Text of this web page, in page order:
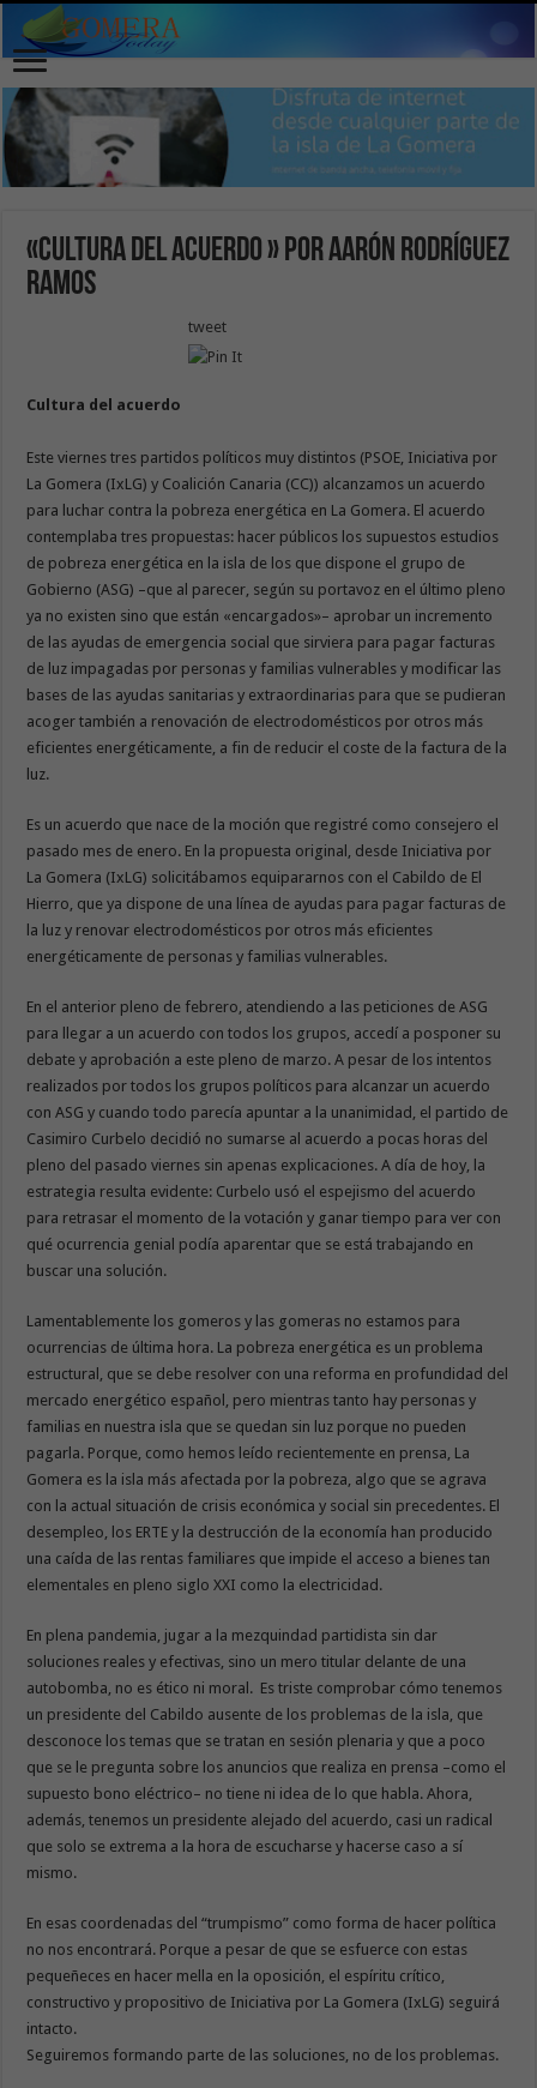
«Cultura del acuerdo » por Aarón Rodríguez
Ramos
tweet
Cultura del acuerdo
Este viernes tres partidos políticos muy distintos (PSOE, Iniciativa por
La Gomera (IxLG) y Coalición Canaria (CC)) alcanzamos un acuerdo
para luchar contra la pobreza energética en La Gomera. El acuerdo
contemplaba tres propuestas: hacer públicos los supuestos estudios
de pobreza energética en la isla de los que dispone el grupo de
Gobierno (ASG) –que al parecer, según su portavoz en el último pleno
ya no existen sino que están «encargados»– aprobar un incremento
de las ayudas de emergencia social que sirviera para pagar facturas
de luz impagadas por personas y familias vulnerables y modificar las
bases de las ayudas sanitarias y extraordinarias para que se pudieran
acoger también a renovación de electrodomésticos por otros más
eficientes energéticamente, a fin de reducir el coste de la factura de la
luz.
Es un acuerdo que nace de la moción que registré como consejero el
pasado mes de enero. En la propuesta original, desde Iniciativa por
La Gomera (IxLG) solicitábamos equipararnos con el Cabildo de El
Hierro, que ya dispone de una línea de ayudas para pagar facturas de
la luz y renovar electrodomésticos por otros más eficientes
energéticamente de personas y familias vulnerables.
En el anterior pleno de febrero, atendiendo a las peticiones de ASG
para llegar a un acuerdo con todos los grupos, accedí a posponer su
debate y aprobación a este pleno de marzo. A pesar de los intentos
realizados por todos los grupos políticos para alcanzar un acuerdo
con ASG y cuando todo parecía apuntar a la unanimidad, el partido de
Casimiro Curbelo decidió no sumarse al acuerdo a pocas horas del
pleno del pasado viernes sin apenas explicaciones. A día de hoy, la
estrategia resulta evidente: Curbelo usó el espejismo del acuerdo
para retrasar el momento de la votación y ganar tiempo para ver con
qué ocurrencia genial podía aparentar que se está trabajando en
buscar una solución.
Lamentablemente los gomeros y las gomeras no estamos para
ocurrencias de última hora. La pobreza energética es un problema
estructural, que se debe resolver con una reforma en profundidad del
mercado energético español, pero mientras tanto hay personas y
familias en nuestra isla que se quedan sin luz porque no pueden
pagarla. Porque, como hemos leído recientemente en prensa, La
Gomera es la isla más afectada por la pobreza, algo que se agrava
con la actual situación de crisis económica y social sin precedentes. El
desempleo, los ERTE y la destrucción de la economía han producido
una caída de las rentas familiares que impide el acceso a bienes tan
elementales en pleno siglo XXI como la electricidad.
En plena pandemia, jugar a la mezquindad partidista sin dar
soluciones reales y efectivas, sino un mero titular delante de una
autobomba, no es ético ni moral. Es triste comprobar cómo tenemos
un presidente del Cabildo ausente de los problemas de la isla, que
desconoce los temas que se tratan en sesión plenaria y que a poco
que se le pregunta sobre los anuncios que realiza en prensa –como el
supuesto bono eléctrico– no tiene ni idea de lo que habla. Ahora,
además, tenemos un presidente alejado del acuerdo, casi un radical
que solo se extrema a la hora de escucharse y hacerse caso a sí
mismo.
En esas coordenadas del “trumpismo” como forma de hacer política
no nos encontrará. Porque a pesar de que se esfuerce con estas
pequeñeces en hacer mella en la oposición, el espíritu crítico,
constructivo y propositivo de Iniciativa por La Gomera (IxLG) seguirá
intacto.
Seguiremos formando parte de las soluciones, no de los problemas.